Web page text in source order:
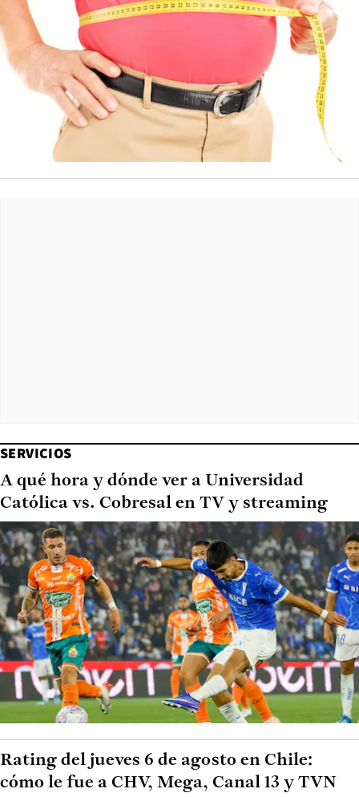
SERVICIOS
A qué hora y dónde ver a Universidad
Católica vs. Cobresal en TV y streaming
Rating del jueves 6 de agosto en Chile:
cómo le fue a CHV, Mega, Canal 13 y TVN